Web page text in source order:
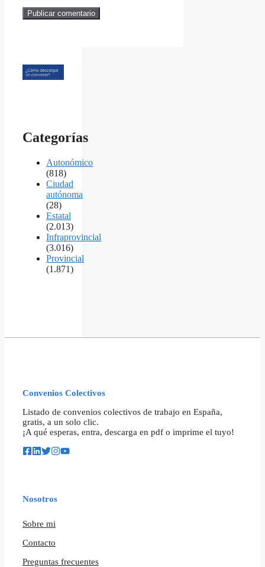
Categorías
Autonómico
(818)
Ciudad
autónoma
(28)
Estatal
(2.013)
Infraprovincial
(3.016)
Provincial
(1.871)
Convenios Colectivos
Listado de convenios colectivos de trabajo en España,
gratis, a un solo clic.
¡A qué esperas, entra, descarga en pdf o imprime el tuyo!
Nosotros
Sobre mi
Contacto
Preguntas frecuentes